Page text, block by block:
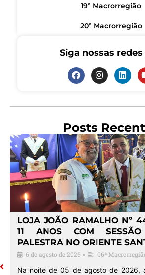
19ª Macrorregião
20ª Macrorregião
Siga nossas
Posts
LOJA JOÃO RAMALHO Nº
11 ANOS COM
PALESTRA NO ORIENTE
6 de agosto de 2026 • 06ª
Na noite de 05 de agosto de 2026,